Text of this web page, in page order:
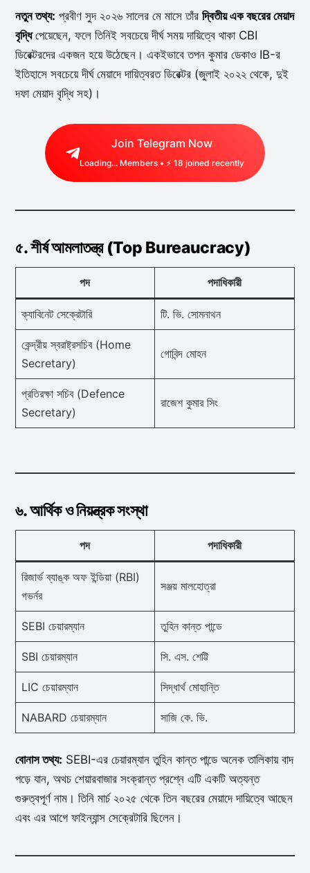
নতুন তথ্য: প্রবীণ সুদ ২০২৬ সালের মে মাসে তাঁর দ্বিতীয় এক বছরের মেয়াদ
বৃদ্ধিপেয়েছেন, ফলে তিনিই সবচেয়ে দীর্ঘ সময় দায়িত্বে থাকা CBI
ডিরেক্টরদের একজন হয়ে উঠেছেন। একইভাবে তপন কুমার ডেকাও IB-র
ইতিহাসে সবচেয়ে দীর্ঘ মেয়াদে দায়িত্বরত ডিরেক্টর (জুলাই ২০২২ থেকে, দুই
দফা মেয়াদ বৃদ্ধি সহ)।
Join Telegram Now
Loading... Members • ⚡ 18 joined recently
৫. শীর্ষ আমলাতন্ত্র (Top Bureaucracy)
পদ পদাধিকারী
ক্যাবিনেট সেক্রেটারি টি. ভি. সোমনাথন
কেন্দ্রীয় স্বরাষ্ট্রসচিব (Home
Secretary)
গোবিন্দ মোহন
প্রতিরক্ষা সচিব (Defence
Secretary)
রাজেশ কুমার সিং
৬. আর্থিক ও নিয়ন্ত্রক সংস্থা
পদ পদাধিকারী
রিজার্ভ ব্যাঙ্ক অফ ইন্ডিয়া (RBI)
গভর্নর
সঞ্জয় মালহোত্রা
SEBI চেয়ারম্যান তুহিন কান্ত পান্ডে
SBI চেয়ারম্যান সি. এস. শেট্টি
LIC চেয়ারম্যান সিদ্ধার্থ মোহান্তি
NABARD চেয়ারম্যান সাজি কে. ভি.
বোনাস তথ্য: SEBI-এর চেয়ারম্যান তুহিন কান্ত পান্ডে অনেক তালিকায় বাদ
পড়ে যান, অথচ শেয়ারবাজার সংক্রান্ত প্রশ্নে এটি একটি অত্যন্ত
গুরুত্বপূর্ণ নাম। তিনি মার্চ ২০২৫ থেকে তিন বছরের মেয়াদে দায়িত্বে আছেন
এবং এর আগে ফাইন্যান্স সেক্রেটারি ছিলেন।